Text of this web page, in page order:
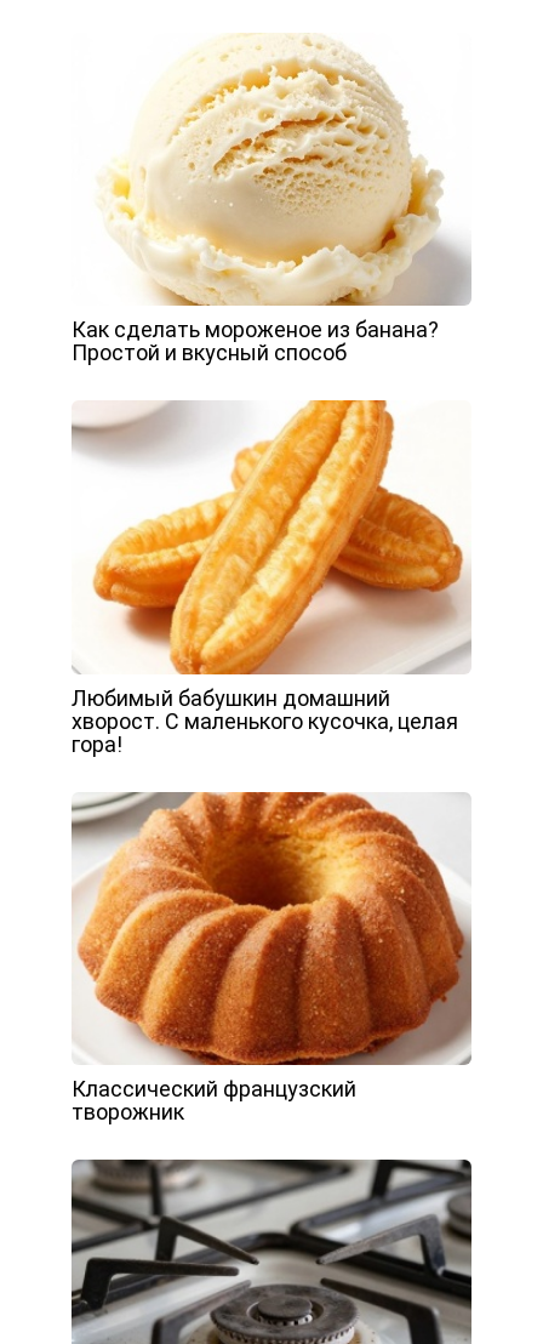
Как сделать мороженое из банана?
Простой и вкусный способ
Любимый бабушкин домашний
хворост. С маленького кусочка, целая
гора!
Классический французский
творожник